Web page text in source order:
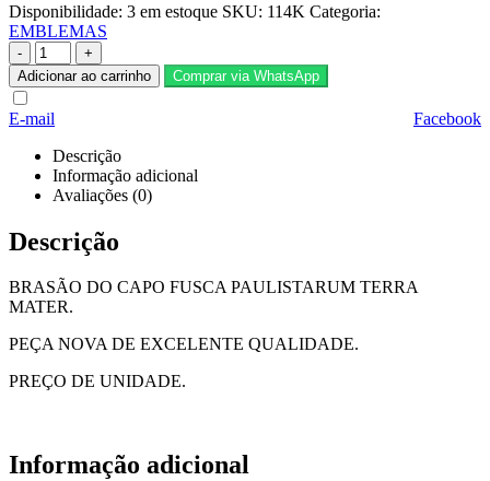
Disponibilidade: 3 em estoque SKU: 114K Categoria:
EMBLEMAS
-
+
Adicionar ao carrinho
Comprar via WhatsApp
Facebook
E-mail
Descrição
Informação adicional
Avaliações (0)
Descrição
BRASÃO DO CAPO FUSCA PAULISTARUM TERRA
MATER.
PEÇA NOVA DE EXCELENTE QUALIDADE.
PREÇO DE UNIDADE.
Informação adicional